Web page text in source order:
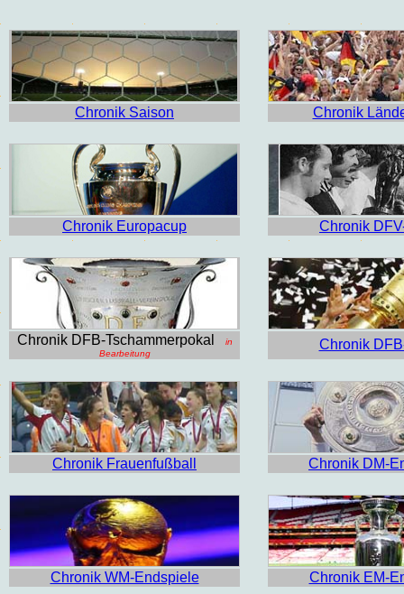
Chronik Saison Chronik
Chronik Europacup Chronik
Chronik DFB-Tschammerpokal
in
Bearbeitung
Chronik
Chronik Frauenfußball Chronik DM-
Chronik WM-Endspiele Chronik EM-